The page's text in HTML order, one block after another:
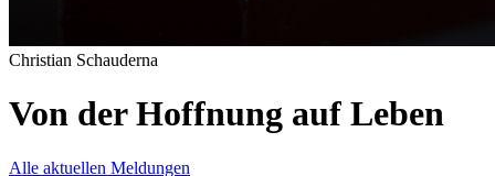
Christian Schauderna
Von der Hoffnung auf Leben
Alle aktuellen Meldungen